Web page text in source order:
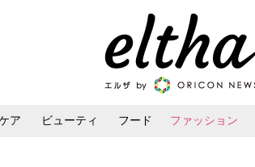
ア ビューティ フード ファッション